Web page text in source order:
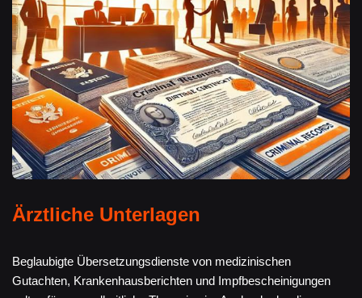
Ärztliche Unterlagen
Beglaubigte Übersetzungsdienste von medizinischen
Gutachten, Krankenhausberichten und Impfbescheinigungen